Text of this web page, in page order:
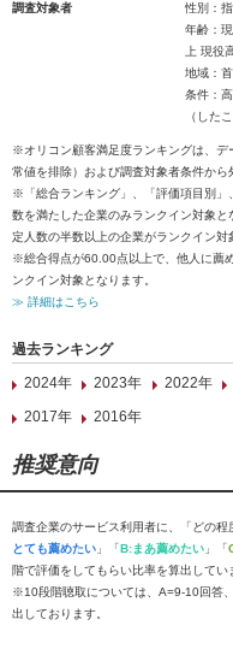
調査対象者
性別：指
年齢：
上 現役
地域：
条件：
（した
※オリコン顧客満足度ランキングは、デ
常値を排除）および調査対象者条件から
※「総合ランキング」、「評価項目別」
数を満たした企業のみランクイン対象
定人数の半数以上の企業がランクイン対
※総合得点が60.00点以上で、他人に薦
ンクイン対象となります。
≫ 詳細はこちら
過去ランキング
2024年
2023年 2022年
2017年
2016年
推奨意向
調査企業のサービス利用者に、「どの
とても薦めたい 」「B:まあ薦めたい 」「
階で評価をしてもらい比率を算出してい
※10段階聴取については、A=9-10回答
出しております。